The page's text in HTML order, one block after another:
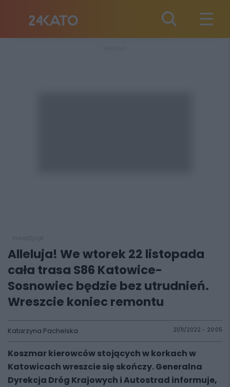
Alleluja! We wtorek 22 listopada
cała trasa S86 Katowice-
Sosnowiec będzie bez utrudnień.
Wreszcie koniec remontu
Katarzyna Pachelska 21/11/2022 - 20:05
Koszmar kierowców stojących w korkach w
Katowicach wreszcie się skończy. Generalna
Dyrekcja Dróg Krajowych i Autostrad informuje,